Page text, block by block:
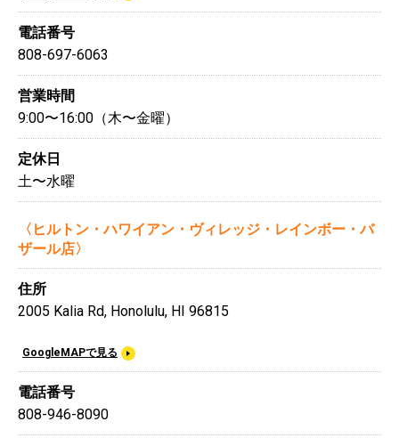
電話番号
808-697-6063
営業時間
9:00〜16:00（木〜金曜）
定休日
土〜水曜
〈ヒルトン・ハワイアン・ヴィレッジ・レインボー・バ
ザール店〉
住所
2005 Kalia Rd, Honolulu, HI 96815
GoogleMAPで見る
電話番号
808-946-8090